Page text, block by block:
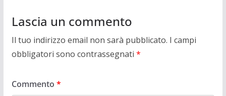
Lascia un commento
Il tuo indirizzo email non sarà pubblicato. I campi
obbligatori sono contrassegnati *
Commento *